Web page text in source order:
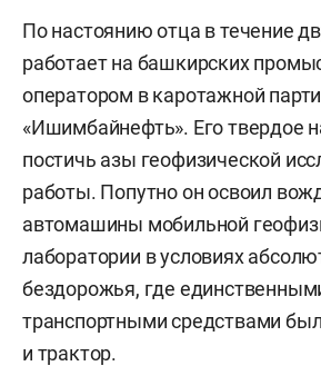
По настоянию отца в течение
работает на башкирских
оператором в каротажной
«Ишимбайнефть». Его твердое
постичь азы геофизической
работы. Попутно он освоил
автомашины мобильной
лаборатории в условиях
бездорожья, где
транспортными средствами
и трактор.